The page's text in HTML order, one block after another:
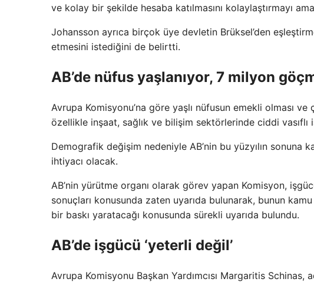
ve kolay bir şekilde hesaba katılmasını kolaylaştırmayı
Johansson ayrıca birçok üye devletin Brüksel’den
etmesini istediğini de belirtti.
AB’de nüfus yaşlanıyor, 7 milyon
Avrupa Komisyonu’na göre yaşlı nüfusun emekli olması
özellikle inşaat, sağlık ve bilişim sektörlerinde ciddi vasıflı
Demografik değişim nedeniyle AB’nin bu yüzyılın sonuna
ihtiyacı olacak.
AB’nin yürütme organı olarak görev yapan Komisyon,
sonuçları konusunda zaten uyarıda bulunarak, bunun
bir baskı yaratacağı konusunda sürekli uyarıda bulundu.
AB’de işgücü ‘yeterli değil’
Avrupa Komisyonu Başkan Yardımcısı Margaritis Schinas,